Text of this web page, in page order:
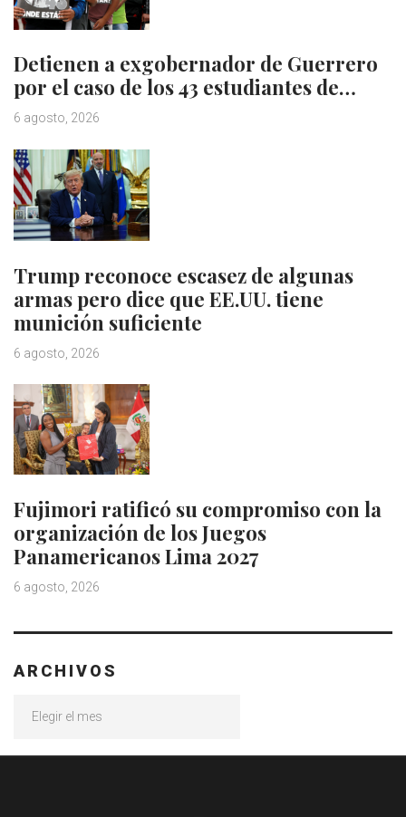
Detienen a exgobernador de Guerrero
por el caso de los 43 estudiantes de…
6 agosto, 2026
Trump reconoce escasez de algunas
armas pero dice que EE.UU. tiene
munición suficiente
6 agosto, 2026
Fujimori ratificó su compromiso con la
organización de los Juegos
Panamericanos Lima 2027
6 agosto, 2026
ARCHIVOS